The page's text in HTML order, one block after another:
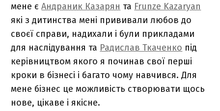
мене єАндраник Казарян та Frunze Kazaryan
які з дитинства мені прививали любов до
своєї справи, надихали і були прикладами
для наслідування та Радислав Ткаченко під
керівництвом якого я починав свої перші
кроки в бізнесі і багато чому навчився. Для
мене бізнес це можливість створювати щось
нове, цікаве і якісне.